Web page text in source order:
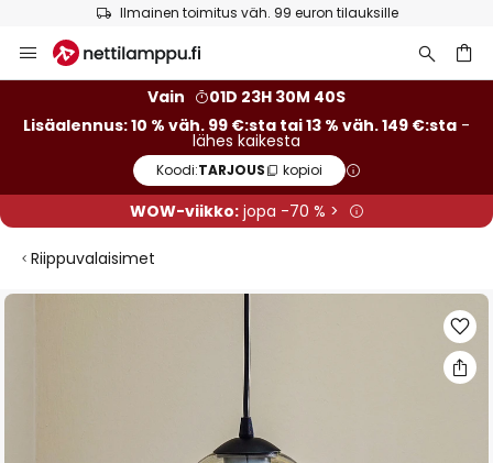
Ilmainen toimitus väh. 99 euron tilauksille
to
Vain
01D 23H 30M 40S
Lisäalennus: 10 % väh. 99 €:sta tai 13 % väh. 149 €:sta -
lähes kaikesta
Koodi:TARJOUS kopioi
WOW-viikko:jopa -70 % >
Riippuvalaisimet
Skip